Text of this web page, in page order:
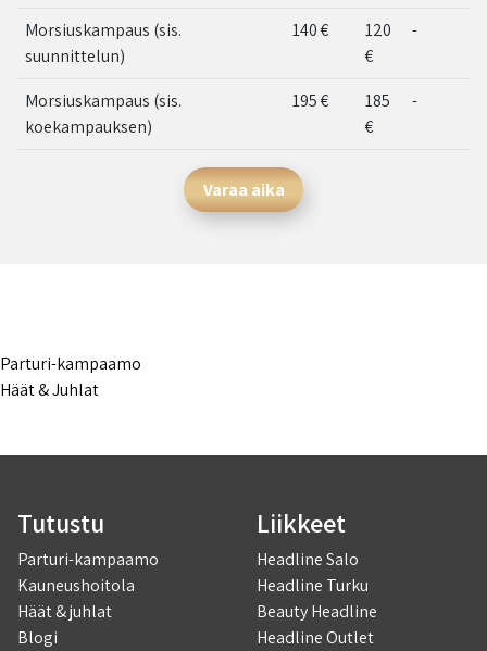
Morsiuskampaus (sis.
suunnittelun)
140 €
120
€
-
Morsiuskampaus (sis.
koekampauksen)
195 €
185
€
-
Varaa aika
Parturi-kampaamo
Häät & Juhlat
Tutustu
Parturi-kampaamo
Kauneushoitola
Häät & juhlat
Blogi
Liikkeet
Headline Salo
Headline Turku
Beauty Headline
Headline Outlet